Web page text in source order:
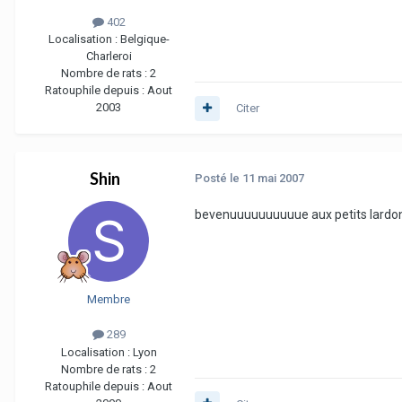
402
Localisation : Belgique-
Charleroi
Nombre de rats : 2
Ratouphile depuis : Aout
2003
Citer
Shin
Membre
289
Localisation : Lyon
Nombre de rats : 2
Ratouphile depuis : Aout
Posté le 11 mai 2007
bevenuuuuuuuuuue aux petits